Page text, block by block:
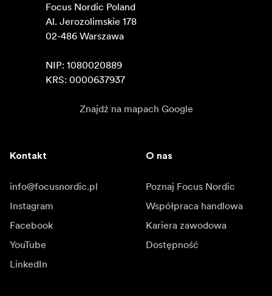
Focus Nordic Poland
Al. Jerozolimskie 178
02-486 Warszawa
NIP: 1080020889
KRS: 0000637937
Znajdź na mapach Google
Kontakt
info@focusnordic.pl
Instagram
Facebook
YouTube
LinkedIn
O nas
Poznaj Focus Nordic
Współpraca handlowa
Kariera zawodowa
Dostępność